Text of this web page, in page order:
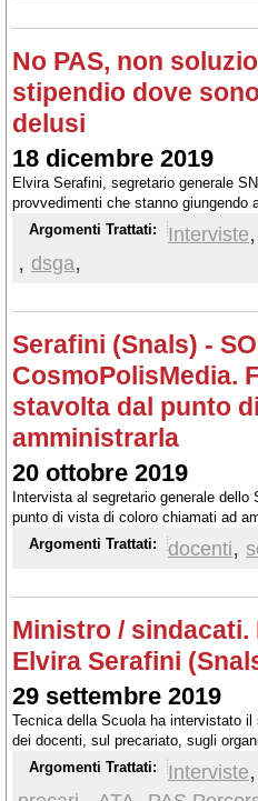
No PAS, non
stipendio dove
delusi
18 dicembre 2019
Elvira Serafini, segretario generale
provvedimenti che stanno giungendo
Argomenti Trattati:
Interviste,
, dsga,
Serafini (Snals) -
CosmoPolisMedia.
stavolta dal punto
amministrarla
20 ottobre 2019
Intervista al segretario generale
punto di vista di coloro chiamati ad
entrare a far parte del sistema di
Argomenti Trattati: docenti,
Ministro /
Elvira Serafini
29 settembre 2019
Tecnica della Scuola ha intervistato
dei docenti, sul precariato, sugli
dirigenti scolastici.
Argomenti Trattati: Interviste,